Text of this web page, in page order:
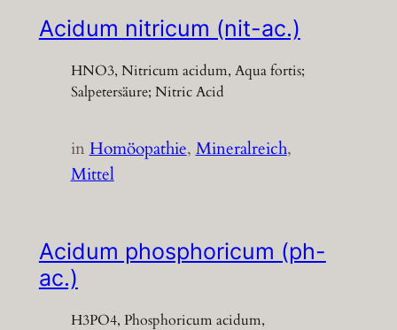
Acidum nitricum (nit-ac.)
HNO3, Nitricum acidum, Aqua fortis;
Salpetersäure; Nitric Acid
inHomöopathie, Mineralreich
Mittel
Acidum phosphoricum (ph-
ac.)
H3PO4, Phosphoricum acidum,